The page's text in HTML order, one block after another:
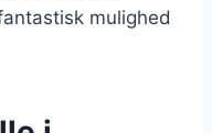
mulighed